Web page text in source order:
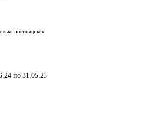
поставщиков
по 31.05.25